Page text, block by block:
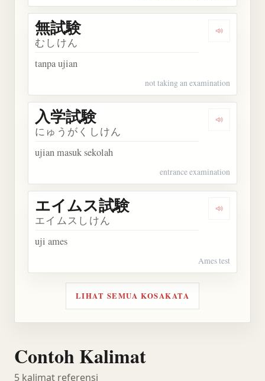
Dengarkan
無試験
むしけん
tanpa ujian
not taking an examination
Dengarkan
入学試験
にゅうがくしけん
ujian masuk sekolah
entrance examination
Dengarkan
エイムス試験
エイムスしけん
uji ames
Ames test
LIHAT SEMUA KOSAKATA
Contoh Kalimat
5 kalimat referensi